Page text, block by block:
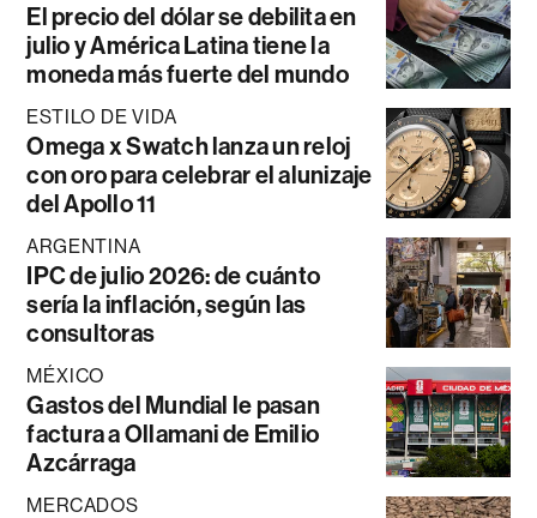
El precio del dólar se debilita en
julio y América Latina tiene la
moneda más fuerte del mundo
ESTILO DE VIDA
Omega x Swatch lanza un reloj
con oro para celebrar el alunizaje
del Apollo 11
ARGENTINA
IPC de julio 2026: de cuánto
sería la inflación, según las
consultoras
MÉXICO
Gastos del Mundial le pasan
factura a Ollamani de Emilio
Azcárraga
MERCADOS